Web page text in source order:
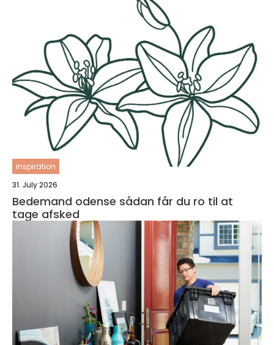
inspiration
31. July 2026
Bedemand odense sådan får du ro til at
tage afsked